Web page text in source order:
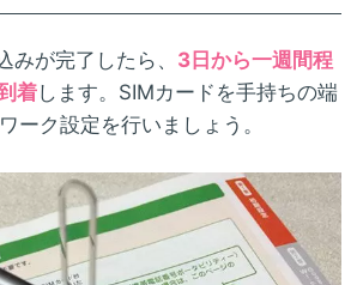
みが完了したら、 3日から一週間程
着します。SIMカードを手持ちの端
ーク設定を行いましょう。